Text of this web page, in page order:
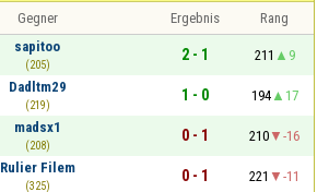
Gegner Ergebnis
Rang
sapitoo
(205)
2 - 1 211
9
Dadltm29
(219)
1 - 0 194
17
madsx1
(208)
0 - 1 210
-16
Rulier Filem
(325)
0 - 1 221
-11